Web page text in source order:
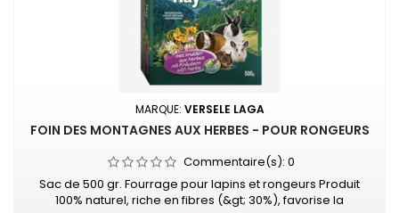
MARQUE: VERSELE LAGA
FOIN DES MONTAGNES AUX HERBES - POUR RONGEURS
Commentaire(s): 0
Sac de 500 gr. Fourrage pour lapins et rongeurs Produit
100% naturel, riche en fibres (&gt; 30%), favorise la